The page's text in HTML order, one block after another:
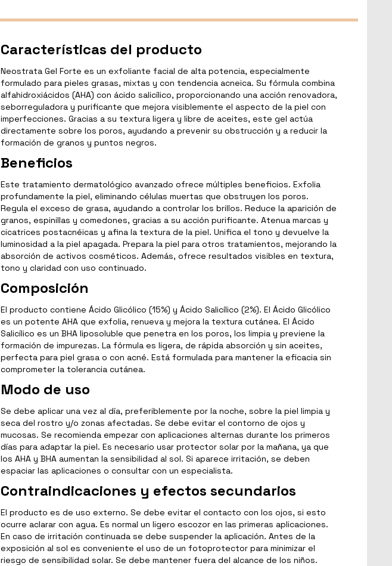
Características del producto
Neostrata Gel Forte es un exfoliante facial de alta potencia, especialmente
formulado para pieles grasas, mixtas y con tendencia acneica. Su fórmula combina
alfahidroxiácidos (AHA) con ácido salicílico, proporcionando una acción renovadora,
seborreguladora y purificante que mejora visiblemente el aspecto de la piel con
imperfecciones. Gracias a su textura ligera y libre de aceites, este gel actúa
directamente sobre los poros, ayudando a prevenir su obstrucción y a reducir la
formación de granos y puntos negros.
Beneficios
Este tratamiento dermatológico avanzado ofrece múltiples beneficios. Exfolia
profundamente la piel, eliminando células muertas que obstruyen los poros.
Regula el exceso de grasa, ayudando a controlar los brillos. Reduce la aparición de
granos, espinillas y comedones, gracias a su acción purificante. Atenua marcas y
cicatrices postacnéicas y afina la textura de la piel. Unifica el tono y devuelve la
luminosidad a la piel apagada. Prepara la piel para otros tratamientos, mejorando la
absorción de activos cosméticos. Además, ofrece resultados visibles en textura,
tono y claridad con uso continuado.
Composición
El producto contiene Ácido Glicólico (15%) y Ácido Salicílico (2%). El Ácido Glicólico
es un potente AHA que exfolia, renueva y mejora la textura cutánea. El Ácido
Salicílico es un BHA liposoluble que penetra en los poros, los limpia y previene la
formación de impurezas. La fórmula es ligera, de rápida absorción y sin aceites,
perfecta para piel grasa o con acné. Está formulada para mantener la eficacia sin
comprometer la tolerancia cutánea.
Modo de uso
Se debe aplicar una vez al día, preferiblemente por la noche, sobre la piel limpia y
seca del rostro y/o zonas afectadas. Se debe evitar el contorno de ojos y
mucosas. Se recomienda empezar con aplicaciones alternas durante los primeros
días para adaptar la piel. Es necesario usar protector solar por la mañana, ya que
los AHA y BHA aumentan la sensibilidad al sol. Si aparece irritación, se deben
espaciar las aplicaciones o consultar con un especialista.
Contraindicaciones y efectos secundarios
El producto es de uso externo. Se debe evitar el contacto con los ojos, si esto
ocurre aclarar con agua. Es normal un ligero escozor en las primeras aplicaciones.
En caso de irritación continuada se debe suspender la aplicación. Antes de la
exposición al sol es conveniente el uso de un fotoprotector para minimizar el
riesgo de sensibilidad solar. Se debe mantener fuera del alcance de los niños.